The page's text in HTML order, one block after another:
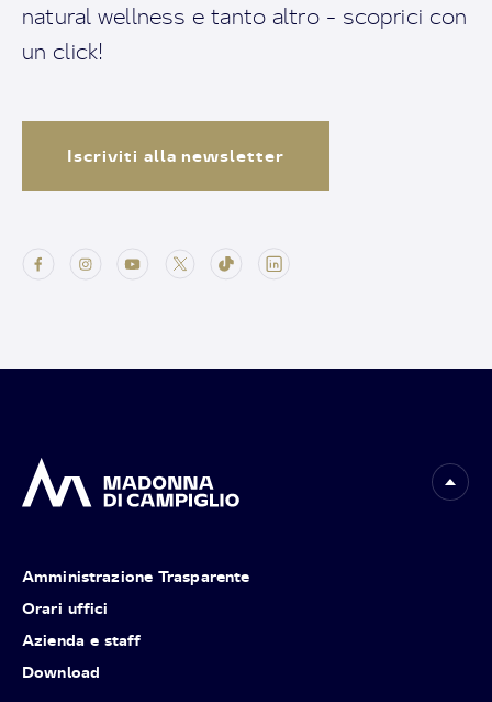
natural wellness e tanto altro - scoprici con
un click!
Iscriviti alla newsletter
Amministrazione Trasparente
Orari uffici
Azienda e staff
Download